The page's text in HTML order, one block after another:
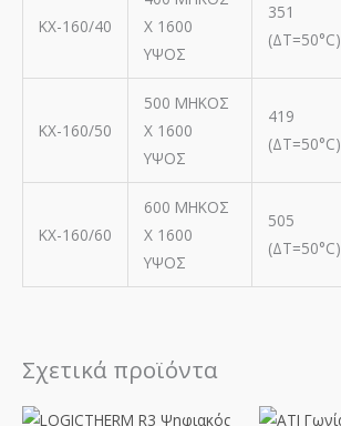
ΚΧ-160/40
Χ 1600
ΥΨΟΣ
351
(ΔΤ=50°C)
ΚΧ-160/50
500 ΜΗΚΟΣ
Χ 1600
ΥΨΟΣ
419
(ΔΤ=50°C)
ΚΧ-160/60
600 ΜΗΚΟΣ
Χ 1600
ΥΨΟΣ
505
(ΔΤ=50°C)
Σχετικά προϊόντα